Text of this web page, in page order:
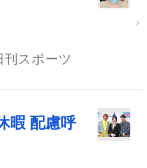
刊スポーツ
暇 配慮呼